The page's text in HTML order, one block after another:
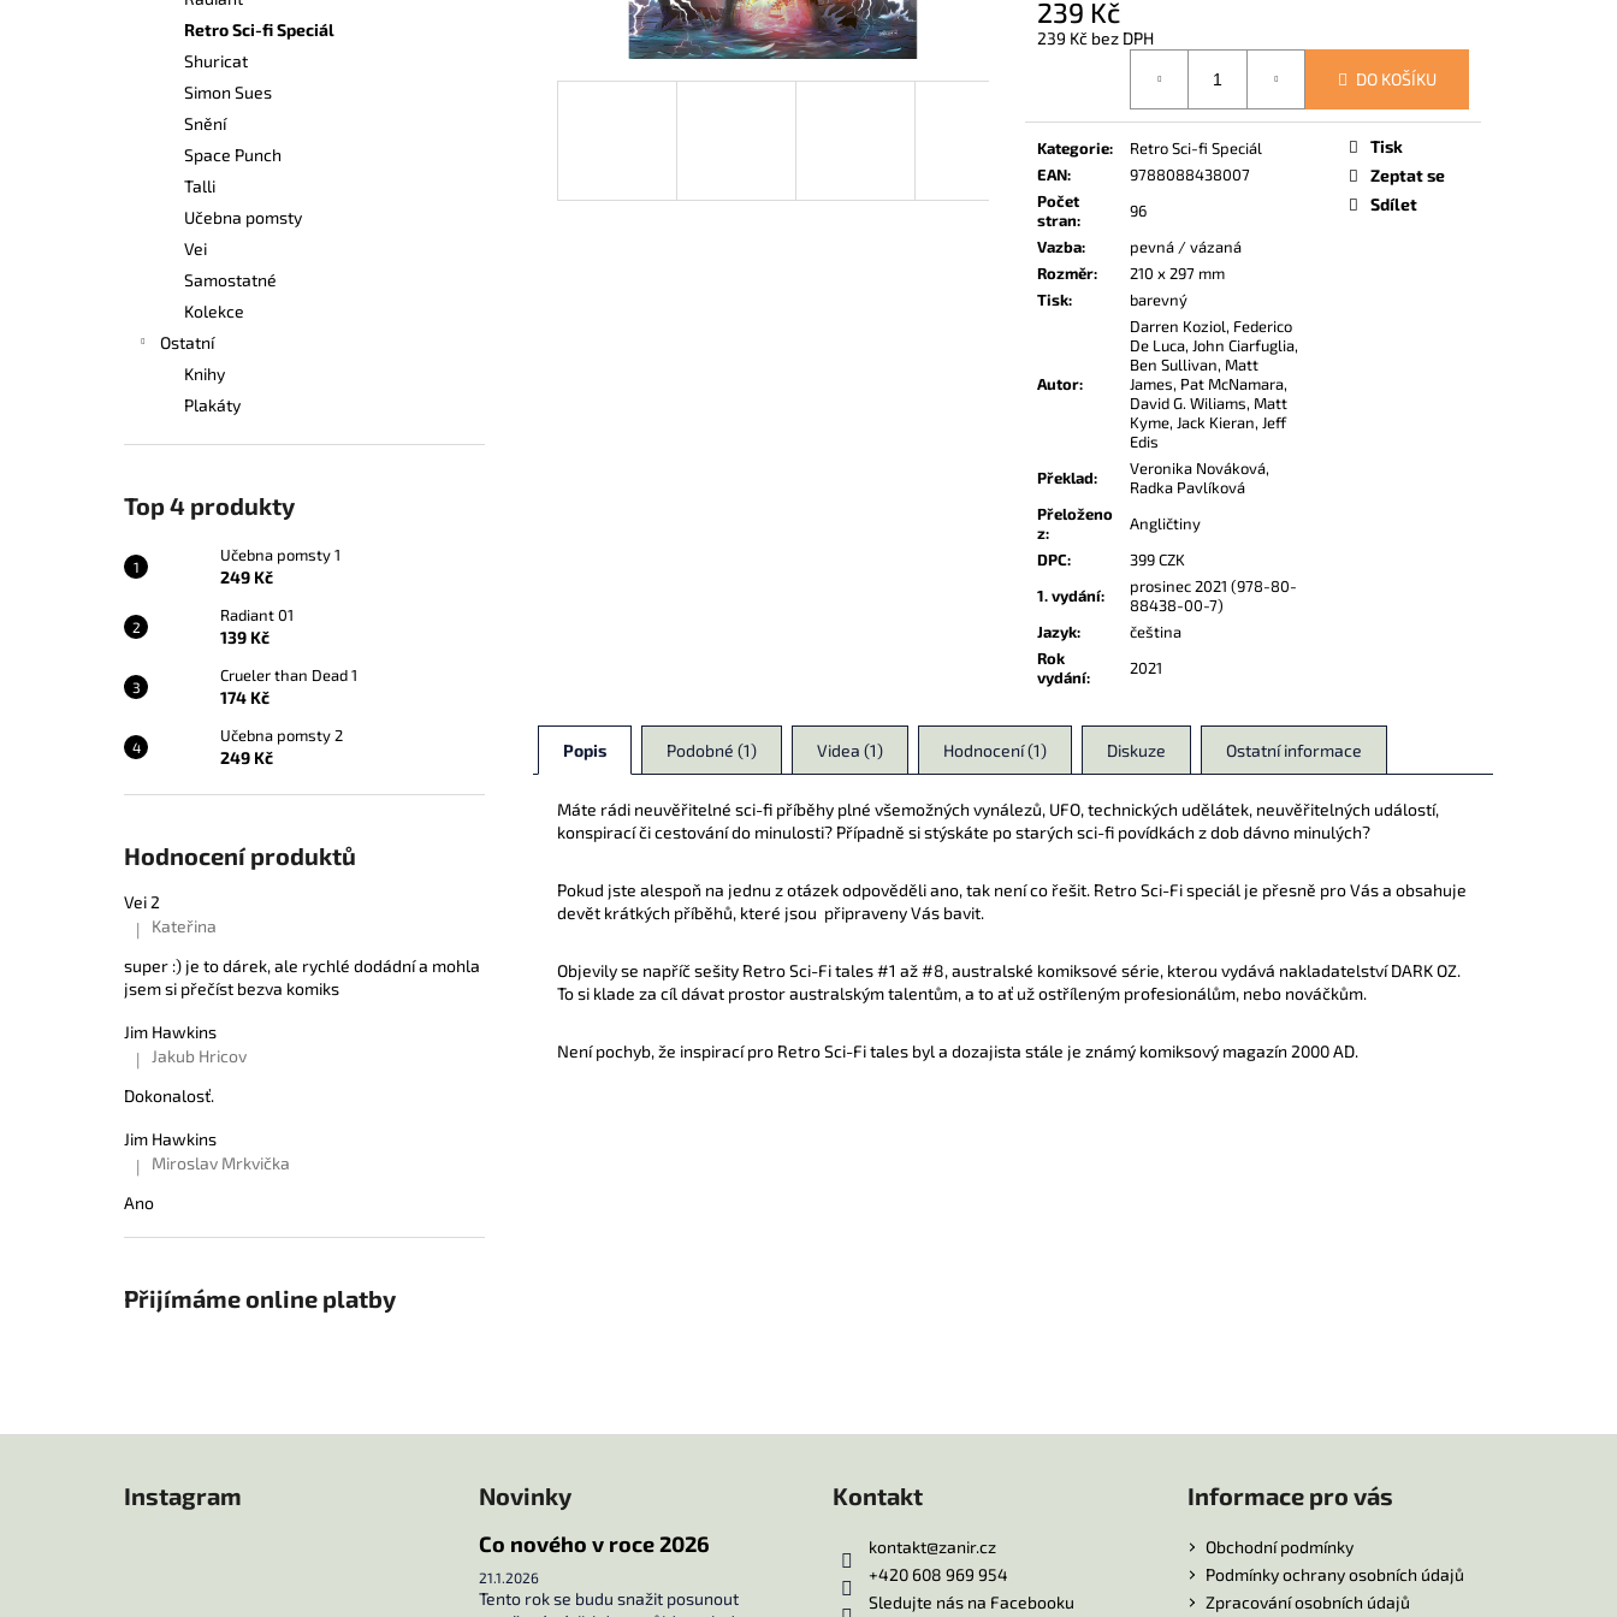
Retro Sci-fi Speciál
Shuricat
Simon Sues
Snění
Space Punch
Talli
Učebna pomsty
Vei
Samostatné
Kolekce
Ostatní
Knihy
Plakáty
Top 4 produkty
Učebna pomsty 1
249 Kč
Radiant 01
139 Kč
Crueler than Dead 1
174 Kč
Učebna pomsty 2
249 Kč
Hodnocení produktů
Vei 2
Hodnocení produktu je 5 z 5 hvězdiček.
|
Kateřina
super :) je to dárek, ale rychlé dodádní a mohla
jsem si přečíst bezva komiks
Jim Hawkins
Hodnocení produktu je 5 z 5 hvězdiček.
|
Jakub Hricov
Dokonalosť.
Jim Hawkins
Hodnocení produktu je 5 z 5 hvězdiček.
|
Miroslav Mrkvička
Ano
Přijímáme online platby
239 Kč
239 Kč bez DPH
DO KOŠÍKU
Kategorie:
Retro Sci-fi Speciál
EAN:
9788088438007
Počet
stran:
96
Vazba:
pevná / vázaná
Rozměr:
210 x 297 mm
Tisk: barevný
Autor:
Darren Koziol, Federico
De Luca, John Ciarfuglia,
Ben Sullivan, Matt
James, Pat McNamara,
David G. Wiliams, Matt
Kyme, Jack Kieran, Jeff
Edis
Překlad:
Veronika Nováková,
Radka Pavlíková
Přeloženo
z:
Angličtiny
DPC:
399 CZK
1. vydání:
prosinec 2021 (978-80-
88438-00-7)
Jazyk:
čeština
Rok
vydání: 2021
Tisk
Zeptat se
Sdílet
Popis Podobné (1) Videa (1) Hodnocení (1) Diskuze Ostatní informace
Máte rádi neuvěřitelné sci-fi příběhy plné všemožných vynálezů, UFO, technických udělátek, neuvěřitelných událostí,
konspirací či cestování do minulosti? Případně si stýskáte po starých sci-fi povídkách z dob dávno minulých?
Pokud jste alespoň na jednu z otázek odpověděli ano, tak není co řešit. Retro Sci-Fi speciál je přesně pro Vás a obsahuje
devět krátkých příběhů, které jsou připraveny Vás bavit.
Objevily se napříč sešity Retro Sci-Fi tales #1 až #8, australské komiksové série, kterou vydává nakladatelství DARK OZ.
To si klade za cíl dávat prostor australským talentům, a to ať už ostříleným profesionálům, nebo nováčkům.
Není pochyb, že inspirací pro Retro Sci-Fi tales byl a dozajista stále je známý komiksový magazín 2000 AD.
Instagram Novinky
Co nového v roce 2026
21.1.2026
Tento rok se budu snažit posunout
Kontakt
kontakt@zanir.cz
+420 608 969 954
Sledujte nás na Facebooku
Informace pro vás
Obchodní podmínky
Podmínky ochrany osobních údajů
Zpracování osobních údajů